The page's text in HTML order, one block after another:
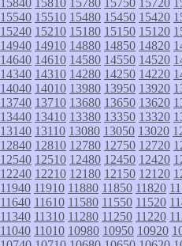
15840 15810 15780 15750 15720
15540 15510 15480 15450 15420
15240 15210 15180 15150 15120
14940 14910 14880 14850 14820
14640 14610 14580 14550 14520
14340 14310 14280 14250 14220
14040 14010 13980 13950 13920
13740 13710 13680 13650 13620
13440 13410 13380 13350 13320
13140 13110 13080 13050 13020
12840 12810 12780 12750 12720
12540 12510 12480 12450 12420
12240 12210 12180 12150 12120
11940 11910 11880 11850 11820
11640 11610 11580 11550 11520
11340 11310 11280 11250 11220
11040 11010 10980 10950 10920